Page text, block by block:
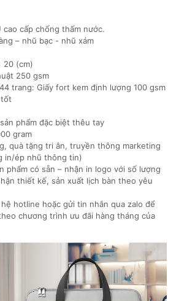
cao cấp chống thấm nước.
– nhũ bạc - nhũ xám
20 (cm)
250 gsm
trang: Giấy fort kem định lượng 100 gsm
phẩm đặc biệt thêu tay
gram
quà tặng tri ân, truyền thông marketing
in/ép nhũ thông tin)
phẩm có sẵn – nhận in logo với số lượng
thiết kế, sản xuất lịch bàn theo yêu
hotline hoặc gửi tin nhắn qua zalo để
chương trình ưu đãi hàng tháng của